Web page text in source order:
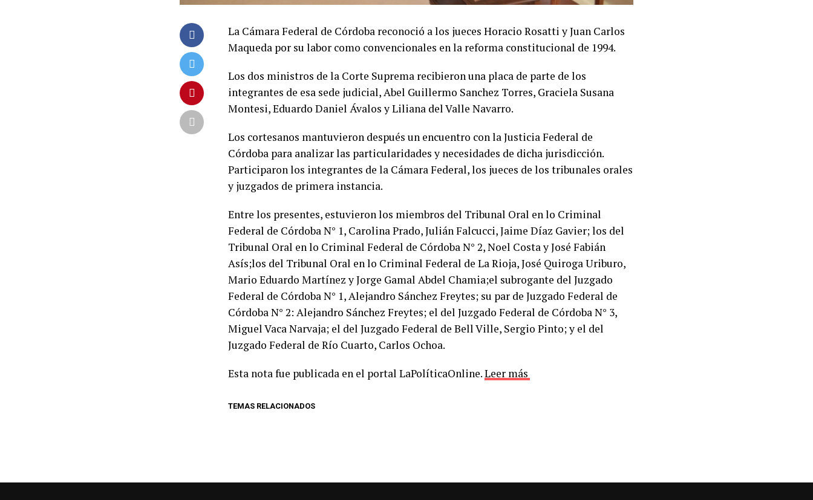
La Cámara Federal de Córdoba reconoció a los jueces Horacio Rosatti y Juan Carlos
Maqueda por su labor como convencionales en la reforma constitucional de 1994.
Los dos ministros de la Corte Suprema recibieron una placa de parte de los
integrantes de esa sede judicial, Abel Guillermo Sanchez Torres, Graciela Susana
Montesi, Eduardo Daniel Ávalos y Liliana del Valle Navarro.
Los cortesanos mantuvieron después un encuentro con la Justicia Federal de
Córdoba para analizar las particularidades y necesidades de dicha jurisdicción.
Participaron los integrantes de la Cámara Federal, los jueces de los tribunales orales
y juzgados de primera instancia.
Entre los presentes, estuvieron los miembros del Tribunal Oral en lo Criminal
Federal de Córdoba N° 1, Carolina Prado, Julián Falcucci, Jaime Díaz Gavier; los del
Tribunal Oral en lo Criminal Federal de Córdoba N° 2, Noel Costa y José Fabián
Asís;los del Tribunal Oral en lo Criminal Federal de La Rioja, José Quiroga Uriburo,
Mario Eduardo Martínez y Jorge Gamal Abdel Chamia;el subrogante del Juzgado
Federal de Córdoba N° 1, Alejandro Sánchez Freytes; su par de Juzgado Federal de
Córdoba N° 2: Alejandro Sánchez Freytes; el del Juzgado Federal de Córdoba N° 3,
Miguel Vaca Narvaja; el del Juzgado Federal de Bell Ville, Sergio Pinto; y el del
Juzgado Federal de Río Cuarto, Carlos Ochoa.
Esta nota fue publicada en el portal LaPolíticaOnline.Leer más
TEMAS RELACIONADOS